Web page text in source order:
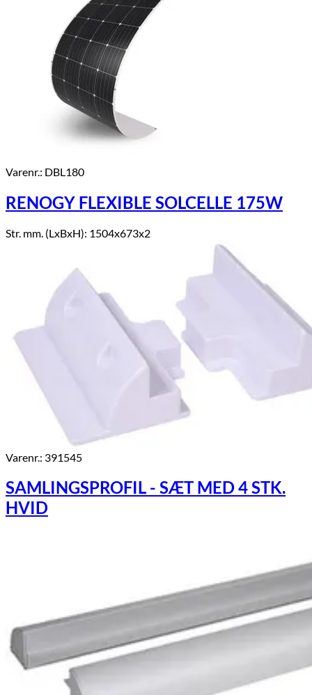
Varenr.: DBL180
RENOGY FLEXIBLE SOLCELLE 175W
Str. mm. (LxBxH): 1504x673x2
Varenr.: 391545
SAMLINGSPROFIL - SÆT MED 4 STK.
HVID